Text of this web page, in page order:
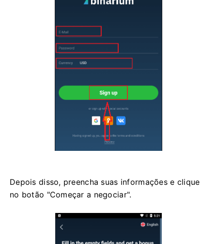
Depois disso, preencha suas informações e clique
no botão "Começar a negociar".